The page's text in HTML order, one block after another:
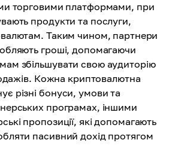
торговими платформами, при
продукти та послуги,
Таким чином, партнери
гроші, допомагаючи
збільшувати свою аудиторію
Кожна криптовалютна
різні бонуси, умови та
програмах, іншими
пропозиції, які допомагають
пасивний дохід протягом